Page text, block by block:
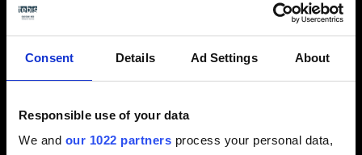
Consent Details Ad Settings About
Responsible use of your data
We and our 1022 partners process your personal data,
La seguridad y la automatización no son
compatibles. Es como la conducción autónoma:
integradas facilitan la conducción, en último
término quiero mantener siempre el control.